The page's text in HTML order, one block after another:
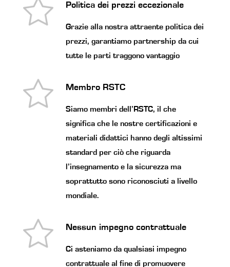
Politica dei prezzi eccezionale
Grazie alla nostra attraente politica dei
prezzi, garantiamo partnership da cui
tutte le parti traggono vantaggio
Membro RSTC
Siamo membri dell’RSTC, il che
significa che le nostre certificazioni e
materiali didattici hanno degli altissimi
standard per ciò che riguarda
l’insegnamento e la sicurezza ma
soprattutto sono riconosciuti a livello
mondiale.
Nessun impegno contrattuale
Ci asteniamo da qualsiasi impegno
contrattuale al fine di promuovere